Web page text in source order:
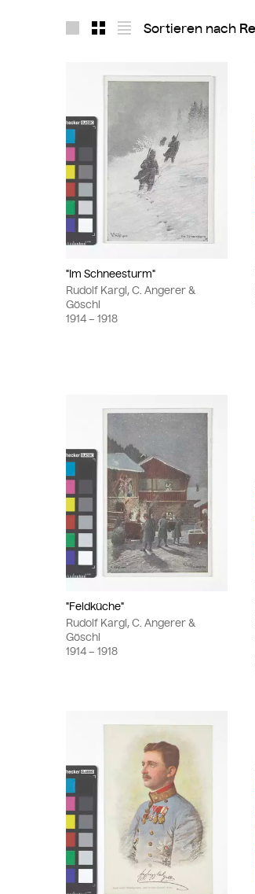
Layout 1Layout 2Layout 3Sortieren nach
"Im Schneesturm"
Rudolf Kargl, C. Angerer &
Göschl
1914– 1918
"Feldküche"
Rudolf Kargl, C. Angerer &
Göschl
1914– 1918